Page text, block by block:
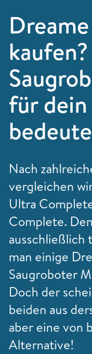
für
Nach
vergleichen
Ultra
Complete.
ausschließlich
man einige
Saugroboter
Doch der
beiden aus
aber eine von
Alternative!